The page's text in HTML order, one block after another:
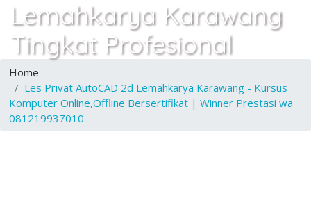
Lemahkarya Karawang
Tingkat Profesional
Home
Les Privat AutoCAD 2d Lemahkarya Karawang - Kursus
Komputer Online,Offline Bersertifikat | Winner Prestasi wa
081219937010